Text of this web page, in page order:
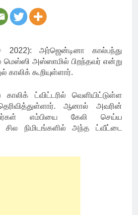
2022): அர்ஜென்டினா கால்பந்து
அஸ்ஸாமில் பிறந்தவர் என்று
காலிக் கூறியுள்ளார்.
காலிக் ட்விட்டரில் வெளியிட்டுள்ள
ஆனால் அவரின்
எம்பியை கேலி செய்ய
நிமிடங்களில் அந்த ட்வீட்டை